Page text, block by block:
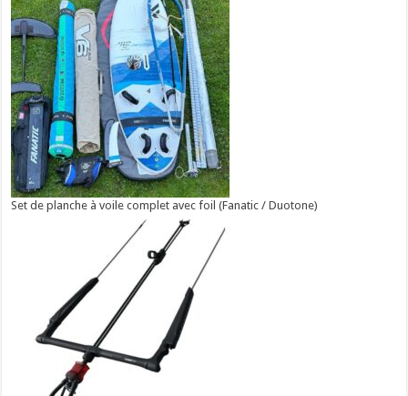
Set de planche à voile complet avec foil (Fanatic / Duotone)